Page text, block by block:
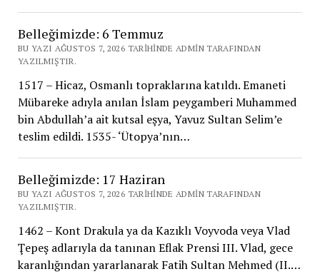
Belleğimizde: 6 Temmuz
BU YAZI AĞUSTOS 7, 2026 TARIHINDE ADMIN TARAFINDAN
YAZILMIŞTIR.
1517 – Hicaz, Osmanlı topraklarına katıldı. Emaneti
Mübareke adıyla anılan İslam peygamberi Muhammed
bin Abdullah’a ait kutsal eşya, Yavuz Sultan Selim’e
teslim edildi. 1535- ‘Ütopya’nın…
Belleğimizde: 17 Haziran
BU YAZI AĞUSTOS 7, 2026 TARIHINDE ADMIN TARAFINDAN
YAZILMIŞTIR.
1462 – Kont Drakula ya da Kazıklı Voyvoda veya Vlad
Ţepeş adlarıyla da tanınan Eflak Prensi III. Vlad, gece
karanlığından yararlanarak Fatih Sultan Mehmed (II.…